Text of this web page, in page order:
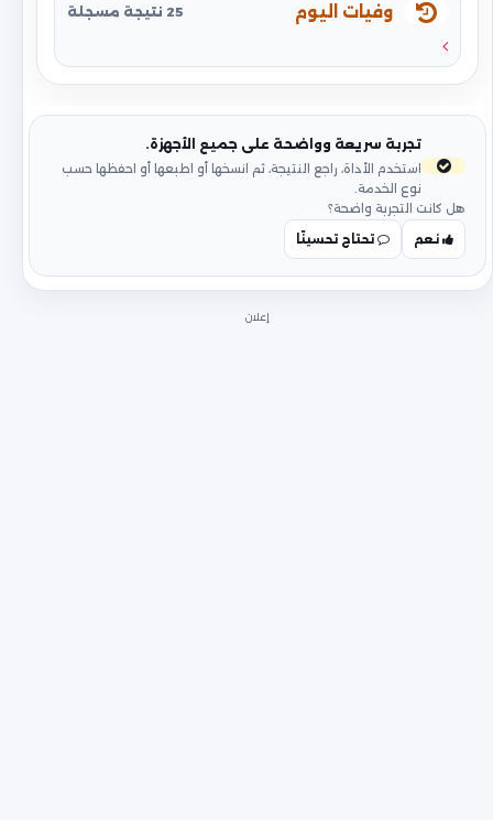
وفيات اليوم 25 نتيجة مسجلة
تجربة سريعة وواضحة على جميع الأجهزة.
استخدم الأداة، راجع النتيجة، ثم انسخها أو اطبعها أو احفظها حسب
نوع الخدمة.
هل كانت التجربة واضحة؟
نعم
تحتاج تحسينًا
إعلان